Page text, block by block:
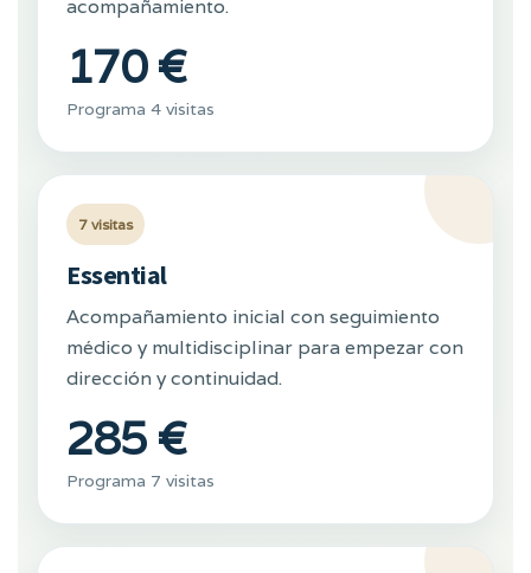
acompañamiento.
170 €
Programa 4 visitas
7 visitas
Essential
Acompañamiento inicial con seguimiento
médico y multidisciplinar para empezar con
dirección y continuidad.
285 €
Programa 7 visitas